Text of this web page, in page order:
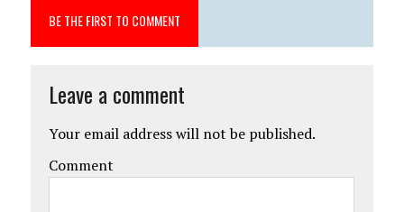
BE THE FIRST TO COMMENT
Leave a comment
Your email address will not be published.
Comment